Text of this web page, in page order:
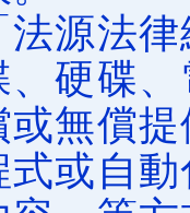
法源法
、硬碟
或無償
式或自